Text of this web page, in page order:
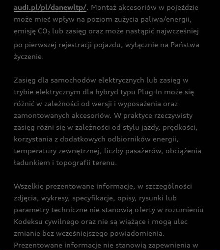
audi.pl/pl/danewltp/. Montaż akcesoriów w pojeździe
może mieć wpływ na poziom zużycia paliwa/energii,
emisję CO2 lub zasięg oraz może nastąpić najwcześniej
po pierwszej rejestracji pojazdu, wyłącznie na Państwa
życzenie.
Zasięg dla samochodów elektrycznych lub zasięg w
trybie elektrycznym dla hybryd typu Plug-In może się
różnić w zależności od wersji i wyposażenia oraz
zamontowanych akcesoriów. W praktyce rzeczywisty
zasięg różni się w zależności od stylu jazdy, prędkości,
korzystania z dodatkowych odbiorników energii,
temperatury zewnętrznej, liczby pasażerów, obciążenia
ładunkiem i topografii terenu.
Wszelkie prezentowane informacje, w szczególności
zdjęcia, wykresy, specyfikacje, opisy, rysunki lub
parametry techniczne nie stanowią oferty w rozumieniu
Kodeksu cywilnego oraz nie są wiążące i mogą ulec
zmianie bez wcześniejszego powiadomienia.
Prezentowane informacje nie stanowią zapewnienia w